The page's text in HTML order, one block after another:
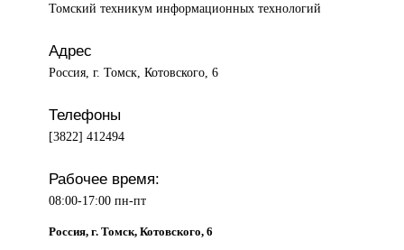
Томский техникуминформационных технологий
Адрес
Россия, г. Томск, Котовского, 6
Телефоны
[3822] 412494
Рабочее время:
08:00-17:00 пн-пт
Россия, г. Томск, Котовского, 6